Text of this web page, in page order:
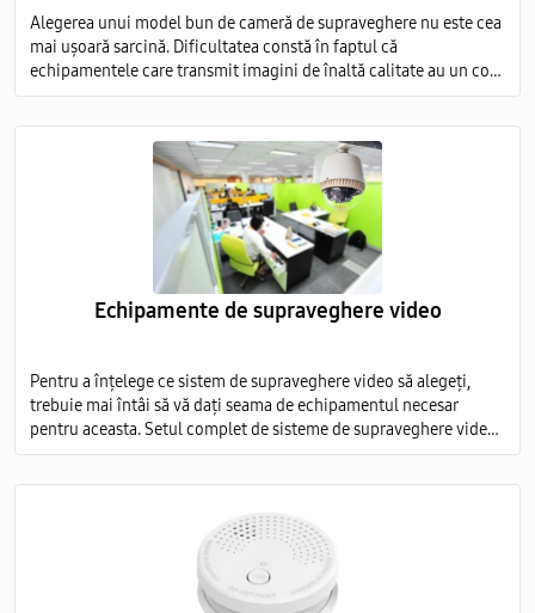
Alegerea unui model bun de cameră de supraveghere nu este cea
mai ușoară sarcină. Dificultatea constă în faptul că
echipamentele care transmit imagini de înaltă calitate au un cost
foarte ridicat, iar modelele ieftine nu sunt capabile să ofere o
Echipamente de supraveghere video
Pentru a înțelege ce sistem de supraveghere video să alegeți,
trebuie mai întâi să vă dați seama de echipamentul necesar
pentru aceasta. Setul complet de sisteme de supraveghere video
include mai multe elemente obligatorii: